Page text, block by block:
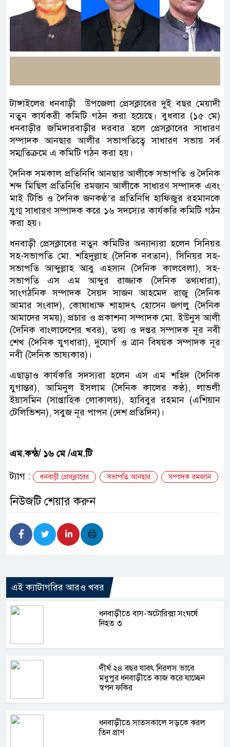
টাঙ্গাইলের ধনবাড়ী উপজেলা প্রেসক্লাবের দুই বছর মেয়াদী
নতুন কার্যকরী কমিটি গঠন করা হয়েছে। বুধবার (১৫ মে)
ধনবাড়ীর জমিদারবাড়ীর দরবার হলে প্রেসক্লাবের সাধারণ
সম্পাদক আনছার আলীর সভাপতিত্বে সাধারণ সভায় সর্ব
সম্মতিক্রমে এ কমিটি গঠন করা হয়।
দৈনিক সমকাল প্রতিনিধি আনছার আলীকে সভাপতি ও দৈনিক
শব্দ মিছিল প্রতিনিধি রমজান আলীকে সাধারণ সম্পাদক এবং
মাই টিভি ও দৈনিক জনকণ্ঠ’র প্রতিনিধি হাফিজুর রহমানকে
যুগ্ম সাধারণ সম্পাদক করে ১৬ সদস্যের কার্যকরি কমিটি গঠন
করা হয়।
ধনবাড়ী প্রেসক্লাবের নতুন কমিটির অন্যান্যরা হলেন সিনিয়র
সহ-সভাপতি মো. শহিদুল্লাহ (দৈনিক নবতান), সিনিয়র সহ-
সভাপতি আব্দুল্লাহ আবু এহসান (দৈনিক কালবেলা), সহ-
সভাপতি এস এম আব্দুর রাজ্জাক (দৈনিক তথ্যধারা),
সাংগঠনিক সম্পাদক সৈয়দ সাজন আহমেদ রাজু (দৈনিক
আমার সংবাদ), কোষাধ্যক্ষ শাহাদৎ হোসেন জগলু (দৈনিক
আমাদের সময়), প্রচার ও প্রকাশনা সম্পাদক মো. ইউনুস আলী
(দৈনিক বাংলাদেশের খবর), তথ্য ও দপ্তর সম্পাদক নূর নবী
শেখ (দৈনিক যুগধারা), দুযোর্গ ও ত্রান বিষয়ক সম্পাদক নূর
নবী (দৈনিক ভাষ্যকার)।
এছাড়াও কার্যকরি সদস্যরা হলেন এস এম শহিদ (দৈনিক
যুগান্তর), আমিনুল ইসলাম (দৈনিক কালের কণ্ঠ), লাভলী
ইয়াসমিন (সাপ্তাহিক লোকালয়), হাবিবুর রহমান (এশিয়ান
টেলিভিশন), সবুজ নূর পাপন (দেশ প্রতিদিন)।
এম.কন্ঠ/ ১৬ মে /এম.টি
ট্যাগ :
ধনবাড়ী প্রেসক্লাবের সভাপতি আনছার সম্পাদক রমজান
নিউজটি শেয়ার করুন
এই ক্যাটাগরির আরও খবর
ধনবাড়ীতে বাস-অটোরিক্সা সংঘর্ষে
নিহত ৩
দীর্ঘ ২৪ বছর যাবৎ নিরলস ভাবে
মধুপুর ধনবাড়ীতে কাজ করে যাচ্ছেন
স্বপন ফকির
ধনবাড়ীতে সাতসকালে সড়কে ঝরল
তিন প্রাণ